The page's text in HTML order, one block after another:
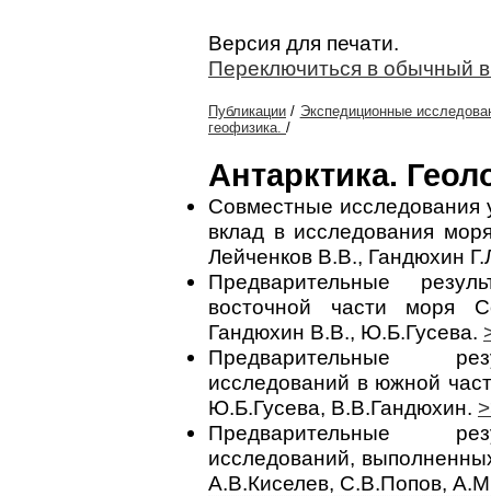
Версия для печати.
Переключиться в обычный
Публикации / Экспедиционные
геофизика. /
Антарктика.
Совместные исследования
вклад в исследования
Лейченков В.В., Гандюхин
Предварительные
восточной части моря
Гандюхин В.В., Ю.Б.Гусева.
Предварительные
исследований в южной
Ю.Б.Гусева, В.В.Гандюхин.
Предварительные
исследований,
А.В.Киселев, С.В.Попов,